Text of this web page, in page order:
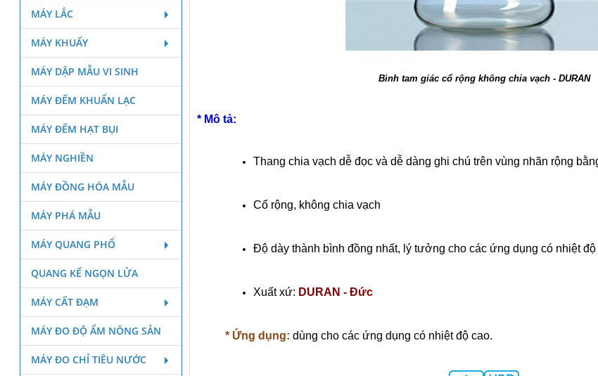
Bình tam giác cổ rộng không chia vạch - DURAN
* Mô tả:
Thang chia vạch dễ đọc và dễ dàng ghi chú trên vùng nhãn rộng
Cổ rộng, không chia vạch
Độ dày thành bình đồng nhất, lý tưởng cho các ứng dụng có nhiệt độ
Xuất xứ: DURAN - Đức
* Ứng dụng: dùng cho các ứng dụng có nhiệt độ cao.
MÁY LẮC
MÁY KHUẤY
MÁY DẬP MẪU VI SINH
MÁY ĐẾM KHUẨN LẠC
MÁY ĐẾM HẠT BỤI
MÁY NGHIỀN
MÁY ĐỒNG HÓA MẪU
MÁY PHÁ MẪU
MÁY QUANG PHỔ
QUANG KẾ NGỌN LỬA
MÁY CẤT ĐẠM
MÁY ĐO ĐỘ ẨM NÔNG SẢN
MÁY ĐO CHỈ TIÊU NƯỚC